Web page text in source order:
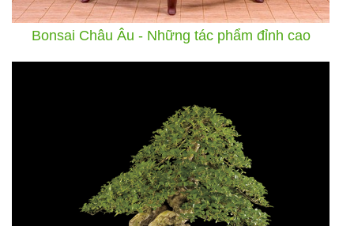
Bonsai Châu Âu - Những tác phẩm đỉnh cao